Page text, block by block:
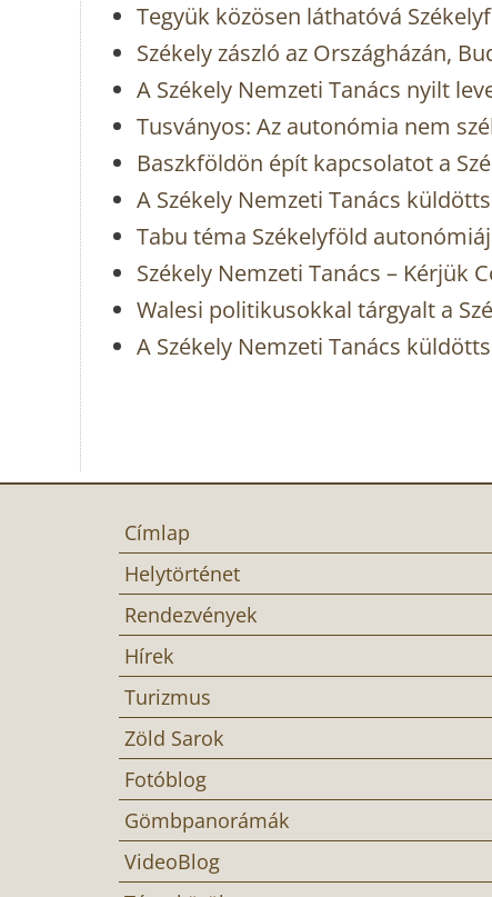
Tegyük közösen láthatóvá
Székely zászló az Országházán,
A Székely Nemzeti Tanács nyilt
Tusványos: Az autonómia nem
Baszkföldön épít kapcsolatot a
A Székely Nemzeti Tanács
Tabu téma Székelyföld
Székely Nemzeti Tanács – Kérjük
Walesi politikusokkal tárgyalt a
A Székely Nemzeti Tanács
Címlap
Helytörténet
Rendezvények
Hírek
Turizmus
Zöld Sarok
Fotóblog
Gömbpanorámák
VideoBlog